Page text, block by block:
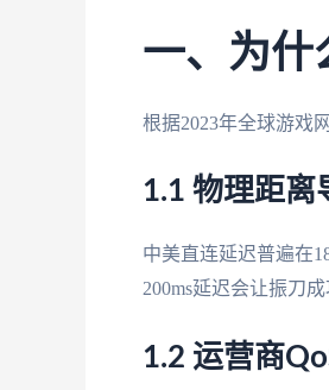
一、为什
根据2023年全球游戏
1.1 物理距离
中美直连延迟普遍在
200ms延迟会让振刀
1.2 运营商